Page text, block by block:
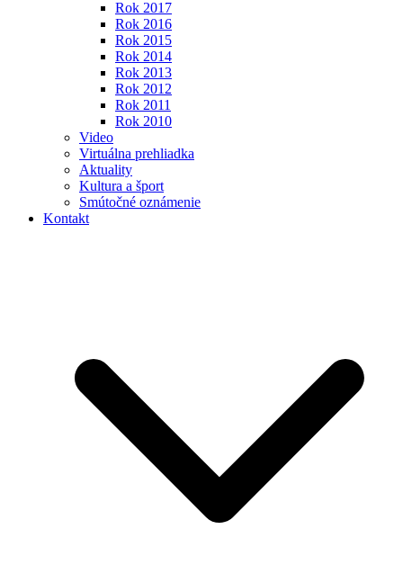
Rok 2017
Rok 2016
Rok 2015
Rok 2014
Rok 2013
Rok 2012
Rok 2011
Rok 2010
Video
Virtuálna prehliadka
Aktuality
Kultura a šport
Smútočné oznámenie
Kontakt